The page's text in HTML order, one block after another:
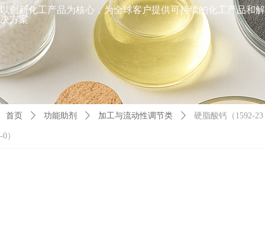
以创新化工产品为核心，为全球客户提供可持续的化工产品和解
决方案
首页 ꄲ 功能助剂 ꄲ 加工与流动性调节类 ꄲ 硬脂酸钙（1592-23
-0）